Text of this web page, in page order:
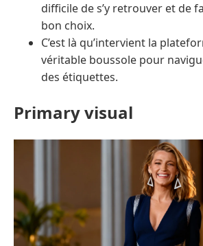
difficile de s’y retrouver et de
bon choix.
C’est là qu’intervient la
véritable boussole pour
des étiquettes.
Primary visual